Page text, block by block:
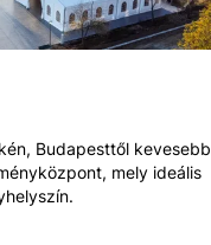
Budapesttől kevesebb
mely ideális